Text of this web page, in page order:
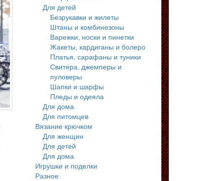
Для детей
Безрукавки и жилеты
Штаны и комбинезоны
Варежки, носки и пинетки
Жакеты, кардиганы и болеро
Платья, сарафаны и туники
Свитера, джемперы и
пуловеры
Шапки и шарфы
Пледы и одеяла
Для дома
Для питомцев
Вязание крючком
Для женщин
Для детей
Для дома
Игрушки и поделки
Разное